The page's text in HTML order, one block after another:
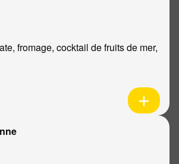
fromage, cocktail de fruits de mer,